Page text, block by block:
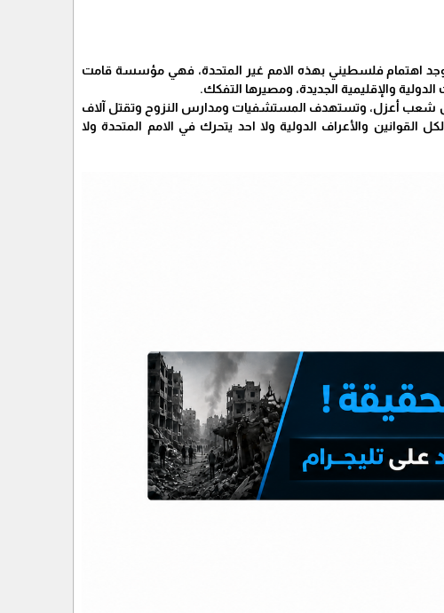
اهتمام فلسطيني بهذه الامم غير المتحدة، فهي مؤسسة قامت
والإقليمية الجديدة، ومصيرها التفكك.
شعب أعزل، وتستهدف المستشفيات ومدارس النزوح وتقتل آلاف
والأعراف الدولية ولا احد يتحرك في الامم المتحدة ولا